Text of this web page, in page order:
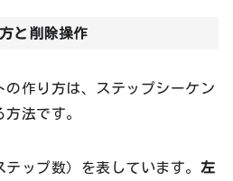
と削除操作
の作り方は、ステップシーケン
法です。
ップ数）を表しています。 左